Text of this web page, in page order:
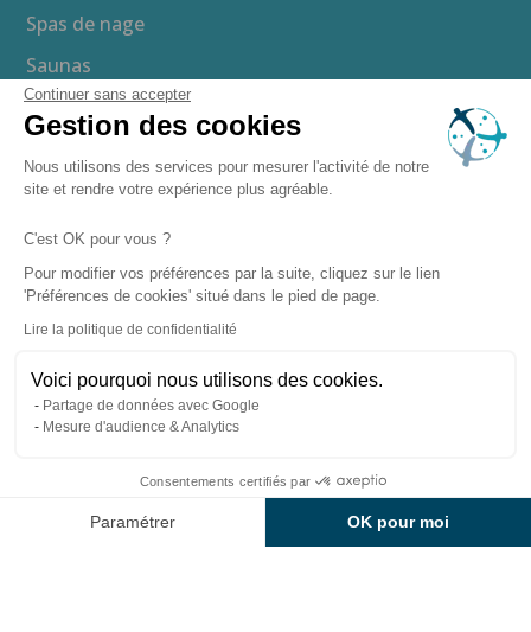
Continuer sans accepter
Gestion des cookies
Nous utilisons des services pour mesurer l'activité de notre
site et rendre votre expérience plus agréable.
C'est OK pour vous ?
Pour modifier vos préférences par la suite, cliquez sur le lien
'Préférences de cookies' situé dans le pied de page.
Lire la politique de confidentialité
Voici pourquoi nous utilisons des cookies.
Partage de données avec Google
Mesure d'audience & Analytics
Consentements certifiés par
Paramétrer OK pour moi
Spas de nage
Saunas
Hammams
Équipements pour les professionnels
Brochure gratuite
Devis gratuit
Espace presse
Recrutement
Boutique en ligne
Politique de confidentialité